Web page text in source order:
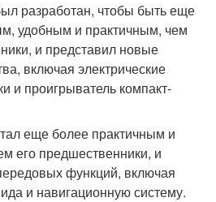
разработан, чтобы быть еще
удобным и практичным, чем
и представил новые
включая электрические
и проигрыватель компакт-
еще более практичным и
его предшественники, и
функций, включая
и навигационную систему.